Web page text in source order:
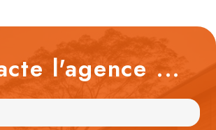
l'agence ...